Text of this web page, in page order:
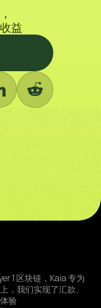
益
1 区块链，Kaia 专为
，我们实现了汇款、
验